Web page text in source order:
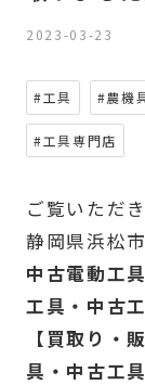
2023-03-23
#工具 #農機
#工具専門店
ご覧いただ
静岡県浜松
中古電動工
工具・中古
【買取り・
具・中古工